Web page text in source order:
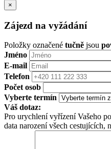
×
Zájezd na vyžádání
Položky označené tučně jsou
Jméno
E-mail
Telefon
Počet osob
Vyberte termín
Váš dotaz:
Pro urychlení vyřízení Vašeho
data narození všech cestujících,